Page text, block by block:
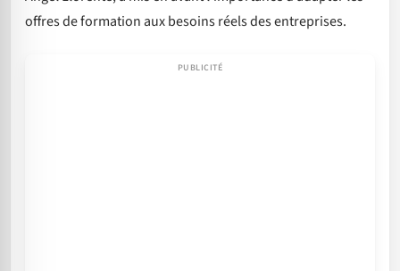
offres de formation aux besoins réels des entreprises.